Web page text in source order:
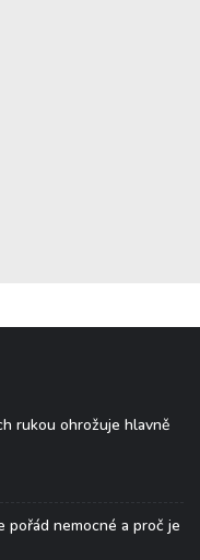
rukou ohrožuje hlavně
pořád nemocné a proč je